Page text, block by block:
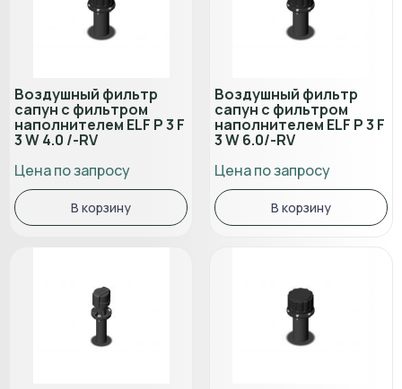
Воздушный фильтр
сапун с фильтром
наполнителем ELF P 3 F
3 W 4.0 /-RV
Цена по запросу
В корзину
Воздушный фильтр
сапун с фильтром
наполнителем ELF P 3 F
3 W 6.0/-RV
Цена по запросу
В корзину